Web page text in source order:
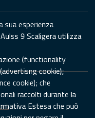
sua esperienza
9 Scaligera utilizza
(functionality
cookie);
cookie); che
raccolti durante la
Estesa che può